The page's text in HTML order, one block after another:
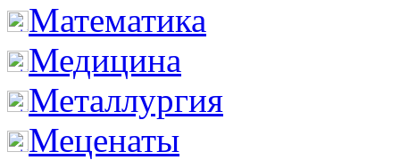
Математика
Медицина
Металлургия
Меценаты